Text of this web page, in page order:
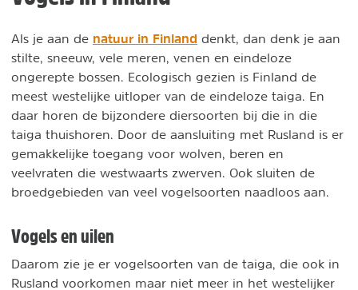
Als je aan de natuur in Finland denkt, dan denk je aan
stilte, sneeuw, vele meren, venen en eindeloze
ongerepte bossen. Ecologisch gezien is Finland de
meest westelijke uitloper van de eindeloze taiga. En
daar horen de bijzondere diersoorten bij die in die
taiga thuishoren. Door de aansluiting met Rusland is er
gemakkelijke toegang voor wolven, beren en
veelvraten die westwaarts zwerven. Ook sluiten de
broedgebieden van veel vogelsoorten naadloos aan.
Vogels en uilen
Daarom zie je er vogelsoorten van de taiga, die ook in
Rusland voorkomen maar niet meer in het westelijker